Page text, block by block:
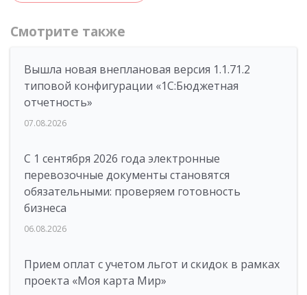
Смотрите также
Вышла новая внеплановая версия 1.1.71.2
типовой конфигурации «1C:Бюджетная
отчетность»
07.08.2026
С 1 сентября 2026 года электронные
перевозочные документы становятся
обязательными: проверяем готовность
бизнеса
06.08.2026
Прием оплат с учетом льгот и скидок в рамках
проекта «Моя карта Мир»